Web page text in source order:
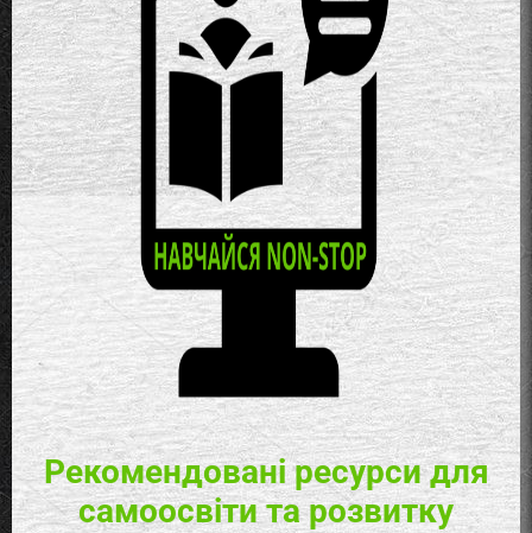
Рекомендовані ресурси для
самоосвіти та розвитку